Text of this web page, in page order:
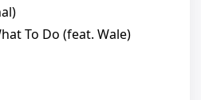
To Do (feat. Wale)